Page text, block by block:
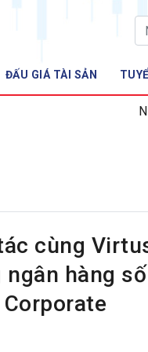
ĐẤU GIÁ TÀI SẢN
NHNN
cùng
hàng số